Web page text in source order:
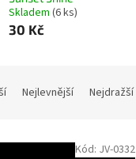
Skladem (6 ks)
30 Kč
Nejlevnější Nejdražší
Kód: JV-0332